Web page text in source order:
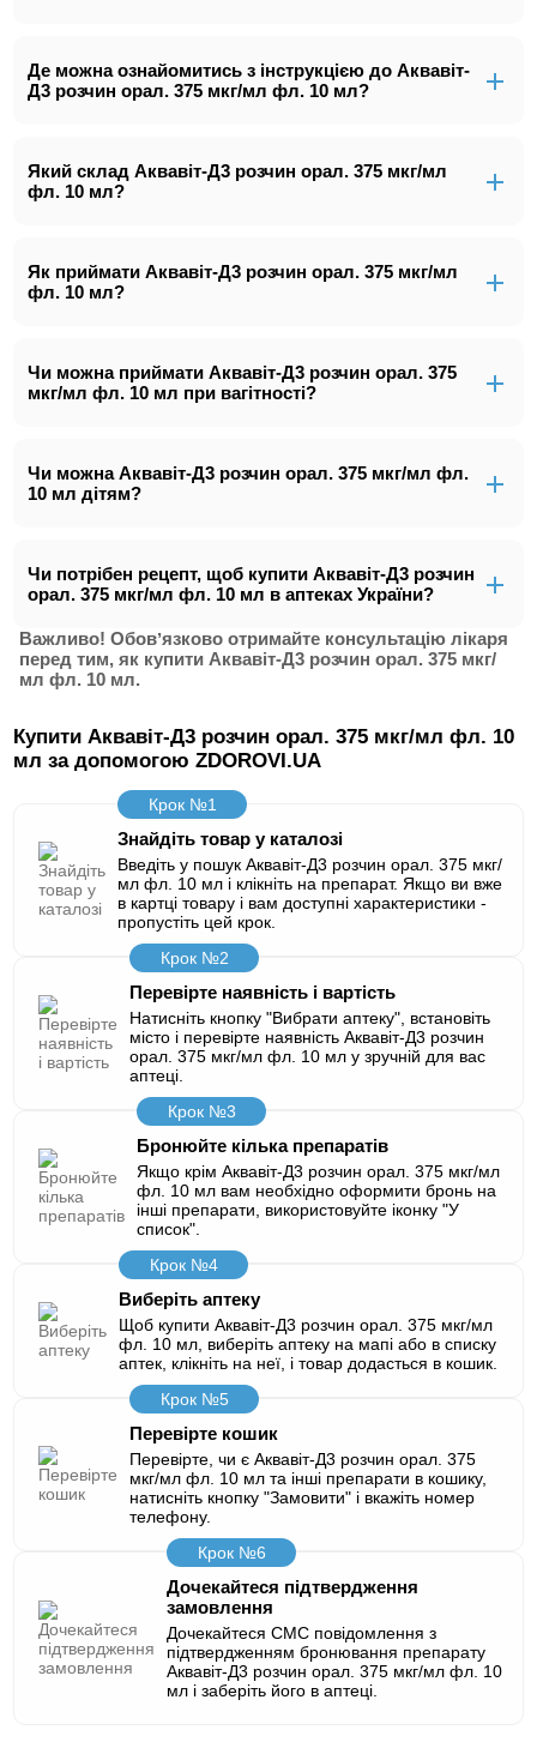
Де можна ознайомитись з інструкцією до Аквавіт-
Д3 розчин орал. 375 мкг/мл фл. 10 мл?
Який склад Аквавіт-Д3 розчин орал. 375 мкг/мл
фл. 10 мл?
Як приймати Аквавіт-Д3 розчин орал. 375 мкг/мл
фл. 10 мл?
Чи можна приймати Аквавіт-Д3 розчин орал. 375
мкг/мл фл. 10 мл при вагітності?
Чи можна Аквавіт-Д3 розчин орал. 375 мкг/мл фл.
10 мл дітям?
Чи потрібен рецепт, щоб купити Аквавіт-Д3 розчин
орал. 375 мкг/мл фл. 10 мл в аптеках України?
Важливо! Обовʼязково отримайте консультацію лікаря
перед тим, як купити Аквавіт-Д3 розчин орал. 375 мкг/
мл фл. 10 мл.
Купити Аквавіт-Д3 розчин орал. 375 мкг/мл фл. 10
мл за допомогою ZDOROVI.UA
Крок №1
Знайдіть товар у каталозі
Введіть у пошук Аквавіт-Д3 розчин орал. 375 мкг/
мл фл. 10 мл і клікніть на препарат. Якщо ви вже
в картці товару і вам доступні характеристики -
пропустіть цей крок.
Крок №2
Перевірте наявність і вартість
Натисніть кнопку "Вибрати аптеку", встановіть
місто і перевірте наявність Аквавіт-Д3 розчин
орал. 375 мкг/мл фл. 10 мл у зручній для вас
аптеці.
Крок №3
Бронюйте кілька препаратів
Якщо крім Аквавіт-Д3 розчин орал. 375 мкг/мл
фл. 10 мл вам необхідно оформити бронь на
інші препарати, використовуйте іконку "У
список".
Крок №4
Виберіть аптеку
Щоб купити Аквавіт-Д3 розчин орал. 375 мкг/мл
фл. 10 мл, виберіть аптеку на мапі або в списку
аптек, клікніть на неї, і товар додасться в кошик.
Крок №5
Перевірте кошик
Перевірте, чи є Аквавіт-Д3 розчин орал. 375
мкг/мл фл. 10 мл та інші препарати в кошику,
натисніть кнопку "Замовити" і вкажіть номер
телефону.
Крок №6
Дочекайтеся підтвердження
замовлення
Дочекайтеся СМС повідомлення з
підтвердженням бронювання препарату
Аквавіт-Д3 розчин орал. 375 мкг/мл фл. 10
мл і заберіть його в аптеці.